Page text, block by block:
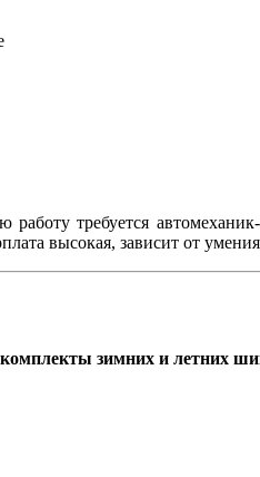
требуется
высокая, зависит от умения
комплекты зимних и летних